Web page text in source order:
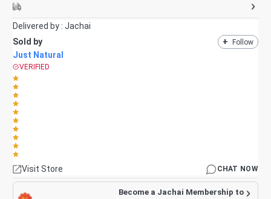
Delivered by : Jachai
Sold by
+ Follow
Just Natural
VERIFIED
Visit Store CHAT NOW
Become a Jachai Membership to